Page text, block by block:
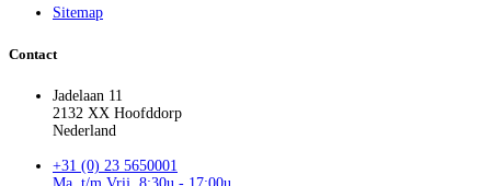
Sitemap
Contact
Jadelaan 11
2132 XX Hoofddorp
Nederland
+31 (0) 23 5650001